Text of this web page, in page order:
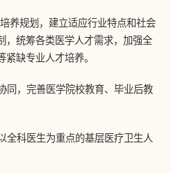
养规划，建立适应行业特点和社会
，统筹各类医学人才需求，加强全
缺专业人才培养。
同，完善医学院校教育、毕业后教
全科医生为重点的基层医疗卫生人